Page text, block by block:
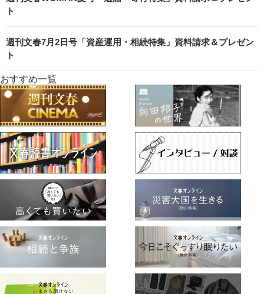
ト
週刊文春7月2日号「資産運用・相続特集」資料請求＆プレゼン
ト
おすすめ一覧